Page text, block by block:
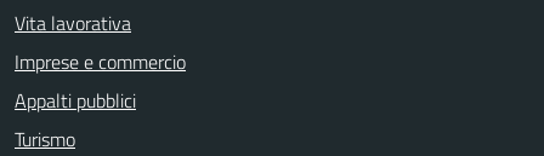
Vita lavorativa
Imprese e commercio
Appalti pubblici
Turismo